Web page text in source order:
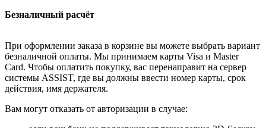
Безналичный расчёт
При оформлении заказа в корзине вы можете выбрать вариант
безналичной оплаты. Мы принимаем карты Visa и Master
Card. Чтобы оплатить покупку, вас перенаправит на сервер
системы ASSIST, где вы должны ввести номер карты, срок
действия, имя держателя.
Вам могут отказать от авторизации в случае: